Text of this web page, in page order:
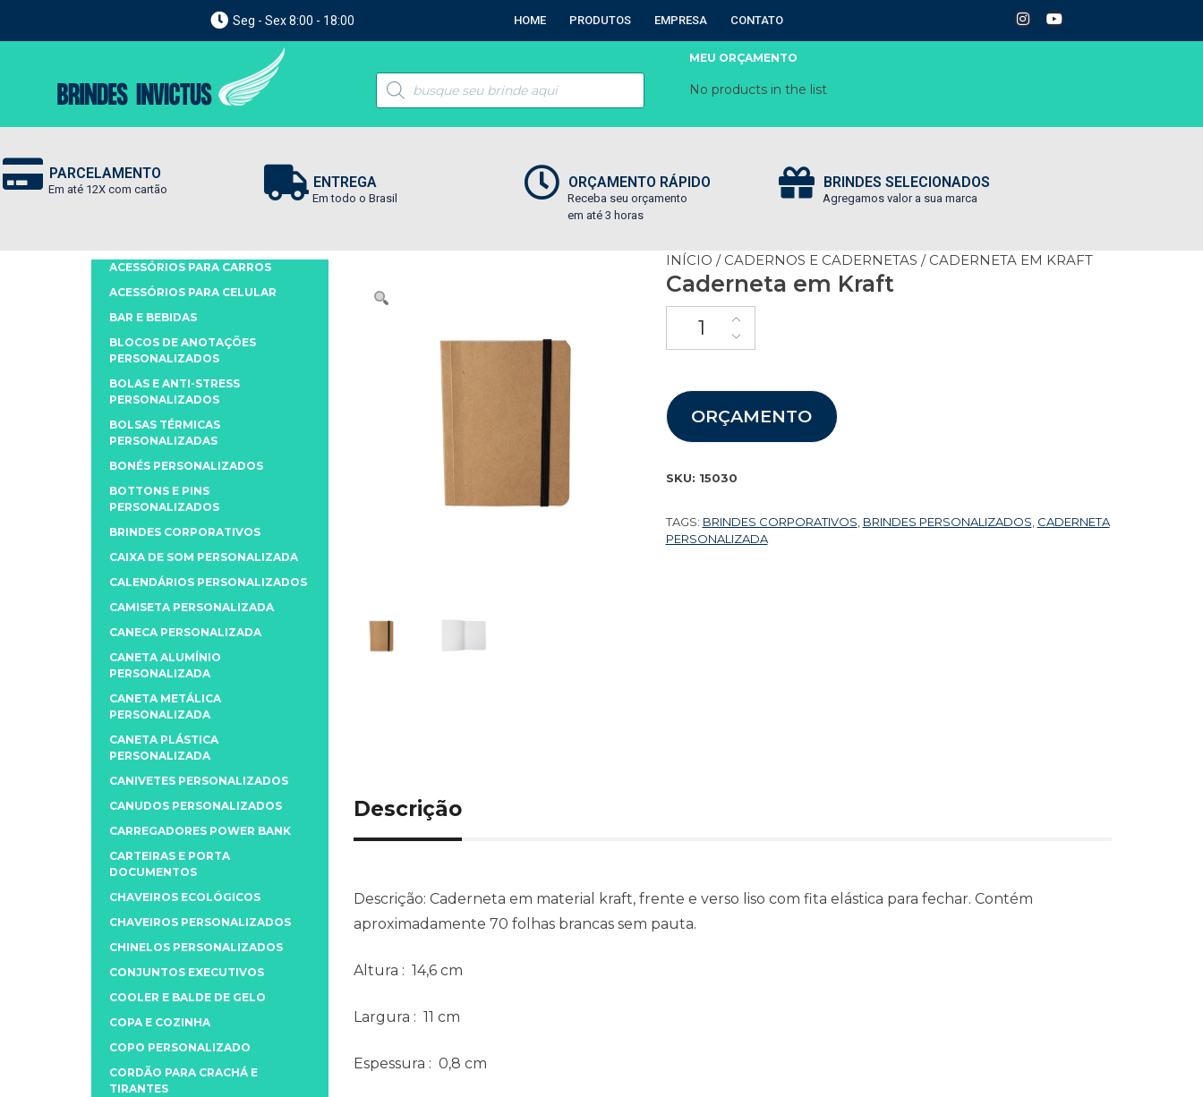
Seg - Sex 8:00 - 18:00 HOME PRODUTOS EMPRESA CONTATO
MEU ORÇAMENTO
No products in the list
PARCELAMENTO
Em até 12X com cartão ENTREGA
Em todo o Brasil
ORÇAMENTO RÁPIDO
Receba seu orçamento
em até 3 horas
BRINDES SELECIONADOS
Agregamos valor a sua marca
INÍCIO / CADERNOS E CADERNETAS / CADERNETA EM KRAFT
Caderneta em Kraft
ORÇAMENTO
SKU: 15030
TAGS: BRINDES CORPORATIVOS BRINDES PERSONALIZADOS CADERNETA
PERSONALIZADA
Descrição
Descrição: Caderneta em material kraft, frente e verso liso com fita elástica para fechar. Contém
aproximadamente 70 folhas brancas sem pauta.
Altura : 14,6 cm
Largura : 11 cm
Espessura : 0,8 cm
ACESSÓRIOS PARA CARROS
ACESSÓRIOS PARA CELULAR
BAR E BEBIDAS
BLOCOS DE ANOTAÇÕES
PERSONALIZADOS
BOLAS E ANTI-STRESS
PERSONALIZADOS
BOLSAS TÉRMICAS
PERSONALIZADAS
BONÉS PERSONALIZADOS
BOTTONS E PINS
PERSONALIZADOS
BRINDES CORPORATIVOS
CAIXA DE SOM PERSONALIZADA
CALENDÁRIOS PERSONALIZADOS
CAMISETA PERSONALIZADA
CANECA PERSONALIZADA
CANETA ALUMÍNIO
PERSONALIZADA
CANETA METÁLICA
PERSONALIZADA
CANETA PLÁSTICA
PERSONALIZADA
CANIVETES PERSONALIZADOS
CANUDOS PERSONALIZADOS
CARREGADORES POWER BANK
CARTEIRAS E PORTA
DOCUMENTOS
CHAVEIROS ECOLÓGICOS
CHAVEIROS PERSONALIZADOS
CHINELOS PERSONALIZADOS
CONJUNTOS EXECUTIVOS
COOLER E BALDE DE GELO
COPA E COZINHA
COPO PERSONALIZADO
CORDÃO PARA CRACHÁ E
TIRANTES